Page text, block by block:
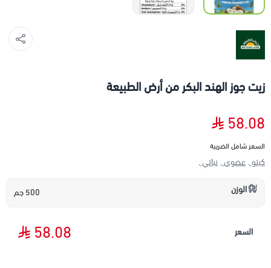
زيت جوز الهند البكر من أرض الطبيعة
58.08
السعر شامل الضريبة
كيتو , عضوي , نباتي ,
الوزن 500 جم
السعر 58.08